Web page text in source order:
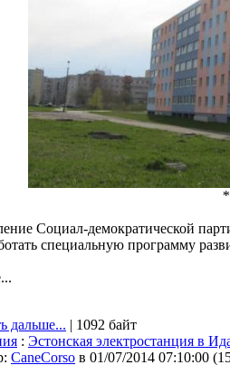
Социал-демократической
специальную программу
дальше... | 1092 байт
: Эстонская электростанция в
CaneCorso в 01/07/2014 07:10:00 (